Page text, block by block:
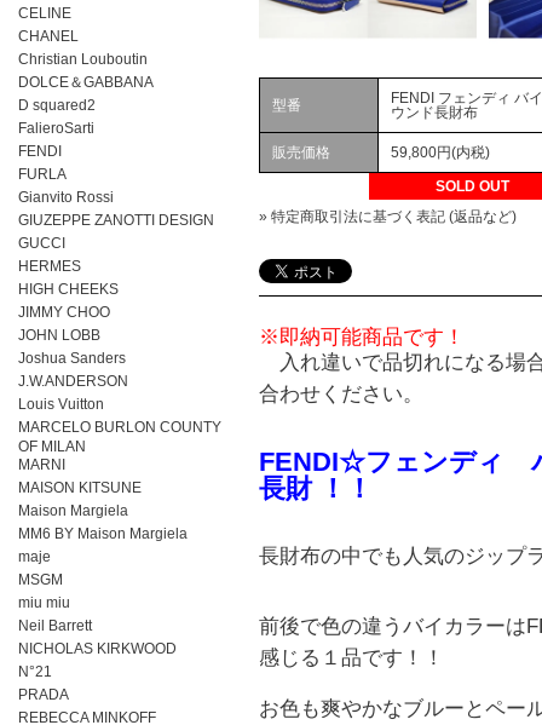
CELINE
CHANEL
Christian Louboutin
DOLCE＆GABBANA
D squared2
FalieroSarti
FENDI
FURLA
Gianvito Rossi
GIUZEPPE ZANOTTI DESIGN
GUCCI
HERMES
HIGH CHEEKS
JIMMY CHOO
JOHN LOBB
Joshua Sanders
J.W.ANDERSON
Louis Vuitton
MARCELO BURLON COUNTY
OF MILAN
MARNI
MAISON KITSUNE
Maison Margiela
MM6 BY Maison Margiela
maje
MSGM
miu miu
Neil Barrett
NICHOLAS KIRKWOOD
N°21
PRADA
REBECCA MINKOFF
型番
FENDI フェンディ バ
ウンド長財布
販売価格
59,800円(内税)
SOLD OUT
» 特定商取引法に基づく表記 (返品など)
※即納可能商品です！
入れ違いで品切れになる場
合わせください。
FENDI☆フェンディ
長財 ！！
長財布の中でも人気のジップ
前後で色の違うバイカラーは
感じる１品です！！
お色も爽やかなブルーとペー